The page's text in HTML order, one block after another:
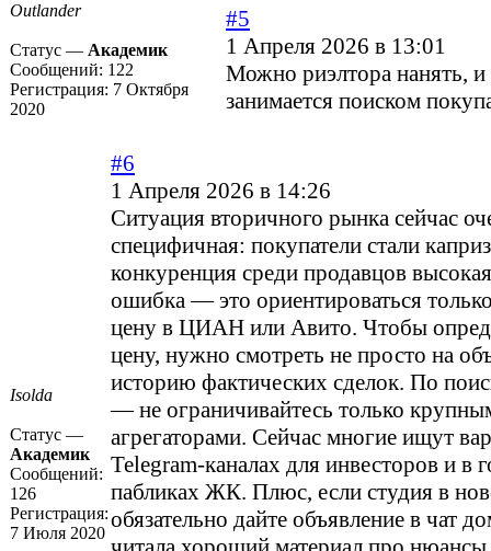
Outlander
Статус — Академик
Сообщений: 122
Регистрация: 7 Октября
2020
#5
1 Апреля 2026 в 13:01
Можно риэлтора нанять, и
занимается поиском
Isolda
Статус —
Академик
Сообщений:
126
Регистрация:
7 Июля 2020
#6
1 Апреля 2026 в 14:26
Ситуация вторичного рынка сейчас
специфичная: покупатели стали
конкуренция среди продавцов
ошибка — это ориентироваться
цену в ЦИАН или Авито. Чтобы
цену, нужно смотреть не просто на
историю фактических сделок. По
— не ограничивайтесь только
агрегаторами. Сейчас многие ищут
Telegram-каналах для инвесторов и в
пабликах ЖК. Плюс, если студия в
обязательно дайте объявление в чат